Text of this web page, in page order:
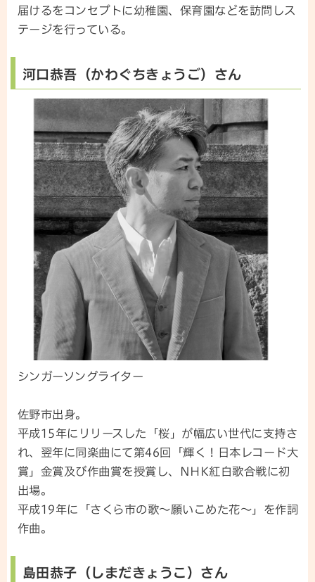
届けるをコンセプトに幼稚園、保育園などを訪問しス
テージを行っている。
河口恭吾（かわぐちきょうご）さん
シンガーソングライター
佐野市出身。
平成15年にリリースした「桜」が幅広い世代に支持さ
れ、翌年に同楽曲にて第46回「輝く！日本レコード大
賞」金賞及び作曲賞を授賞し、NHK紅白歌合戦に初
出場。
平成19年に「さくら市の歌～願いこめた花～」を作詞
作曲。
島田恭子（しまだきょうこ）さん